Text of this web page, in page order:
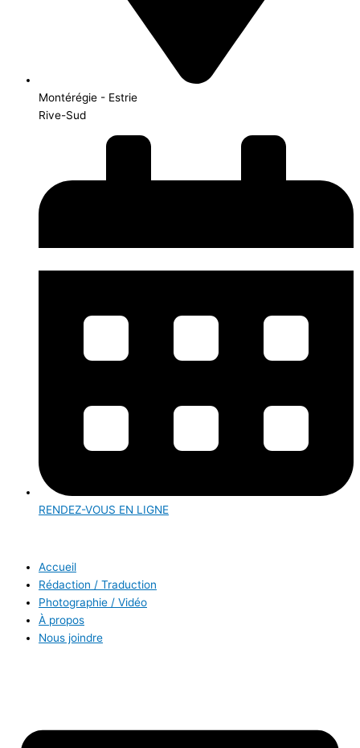
Montérégie - Estrie
Rive-Sud
RENDEZ-VOUS EN LIGNE
Accueil
Rédaction / Traduction
Photographie / Vidéo
À propos
Nous joindre